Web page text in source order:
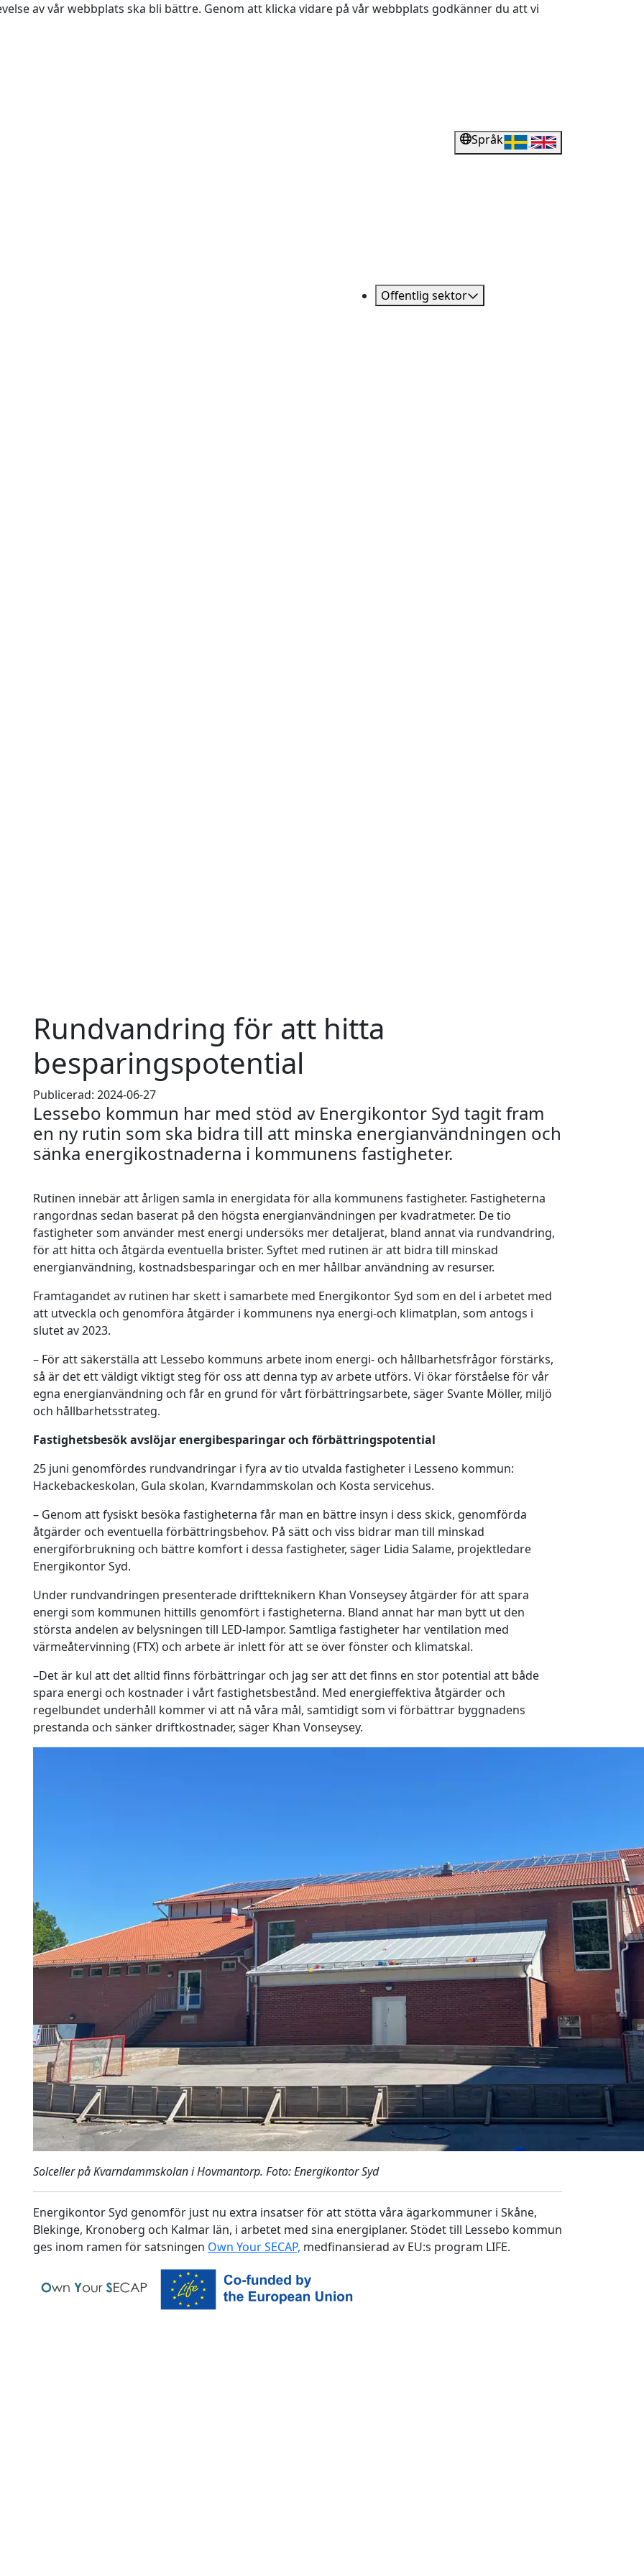
av vår webbplats ska bli bättre. Genom att klicka vidare på vår webbplats godkänner du att vi
Språk
Offentlig sektor
Rundvandring för att hitta
besparingspotential
Publicerad: 2024-06-27
Lessebo kommun har med stöd av Energikontor Syd tagit fram
en ny rutin som ska bidra till att minska energianvändningen och
sänka energikostnaderna i kommunens fastigheter.
Rutinen innebär att årligen samla in energidata för alla kommunens fastigheter. Fastigheterna
rangordnas sedan baserat på den högsta energianvändningen per kvadratmeter. De tio
fastigheter som använder mest energi undersöks mer detaljerat, bland annat via rundvandring,
för att hitta och åtgärda eventuella brister. Syftet med rutinen är att bidra till minskad
energianvändning, kostnadsbesparingar och en mer hållbar användning av resurser.
Framtagandet av rutinen har skett i samarbete med Energikontor Syd som en del i arbetet med
att utveckla och genomföra åtgärder i kommunens nya energi-och klimatplan, som antogs i
slutet av 2023.
– För att säkerställa att Lessebo kommuns arbete inom energi- och hållbarhetsfrågor förstärks,
så är det ett väldigt viktigt steg för oss att denna typ av arbete utförs. Vi ökar förståelse för vår
egna energianvändning och får en grund för vårt förbättringsarbete, säger Svante Möller, miljö
och hållbarhetsstrateg.
Fastighetsbesök avslöjar energibesparingar och förbättringspotential
25 juni genomfördes rundvandringar i fyra av tio utvalda fastigheter i Lesseno kommun:
Hackebackeskolan, Gula skolan, Kvarndammskolan och Kosta servicehus.
– Genom att fysiskt besöka fastigheterna får man en bättre insyn i dess skick, genomförda
åtgärder och eventuella förbättringsbehov. På sätt och viss bidrar man till minskad
energiförbrukning och bättre komfort i dessa fastigheter, säger Lidia Salame, projektledare
Energikontor Syd.
Under rundvandringen presenterade driftteknikern Khan Vonseysey åtgärder för att spara
energi som kommunen hittills genomfört i fastigheterna. Bland annat har man bytt ut den
största andelen av belysningen till LED-lampor. Samtliga fastigheter har ventilation med
värmeåtervinning (FTX) och arbete är inlett för att se över fönster och klimatskal.
–Det är kul att det alltid finns förbättringar och jag ser att det finns en stor potential att både
spara energi och kostnader i vårt fastighetsbestånd. Med energieffektiva åtgärder och
regelbundet underhåll kommer vi att nå våra mål, samtidigt som vi förbättrar byggnadens
prestanda och sänker driftkostnader, säger Khan Vonseysey.
Solceller på Kvarndammskolan i Hovmantorp. Foto: Energikontor Syd
Energikontor Syd genomför just nu extra insatser för att stötta våra ägarkommuner i Skåne,
Blekinge, Kronoberg och Kalmar län, i arbetet med sina energiplaner. Stödet till Lessebo kommun
ges inom ramen för satsningen Own Your SECAP, medfinansierad av EU:s program LIFE.